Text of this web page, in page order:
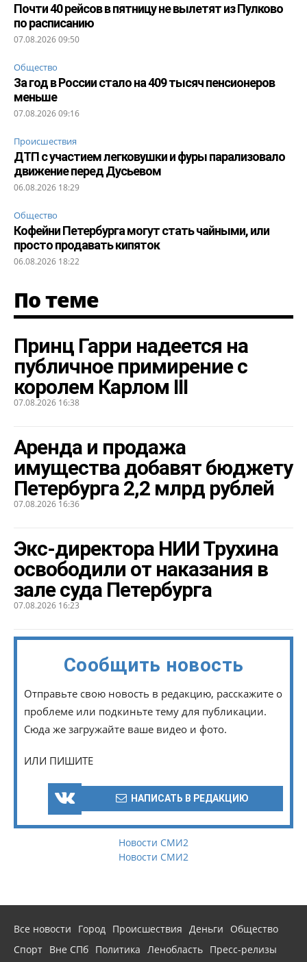
Почти 40 рейсов в пятницу не вылетят из Пулково
по расписанию
07.08.2026 09:50
Общество
За год в России стало на 409 тысяч пенсионеров
меньше
07.08.2026 09:16
Происшествия
ДТП с участием легковушки и фуры парализовало
движение перед Дусьевом
06.08.2026 18:29
Общество
Кофейни Петербурга могут стать чайными, или
просто продавать кипяток
06.08.2026 18:22
По теме
Принц Гарри надеется на
публичное примирение с
королем Карлом III
07.08.2026 16:38
Аренда и продажа
имущества добавят бюджету
Петербурга 2,2 млрд рублей
07.08.2026 16:36
Экс-директора НИИ Трухина
освободили от наказания в
зале суда Петербурга
07.08.2026 16:23
Сообщить новость
Отправьте свою новость в редакцию, расскажите о
проблеме или подкиньте тему для публикации.
Сюда же загружайте ваше видео и фото.
ИЛИ ПИШИТЕ
НАПИСАТЬ В РЕДАКЦИЮ
Новости СМИ2
Новости СМИ2
Все новости Город Происшествия Деньги
Общество
Спорт Вне СПб Политика Ленобласть Пресс-релизы